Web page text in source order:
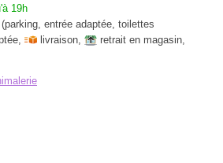
19h
(parking, entrée adaptée, toilettes
, livraison, retrait en magasin,